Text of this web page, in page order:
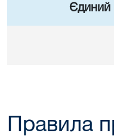
Єдиний
Правила